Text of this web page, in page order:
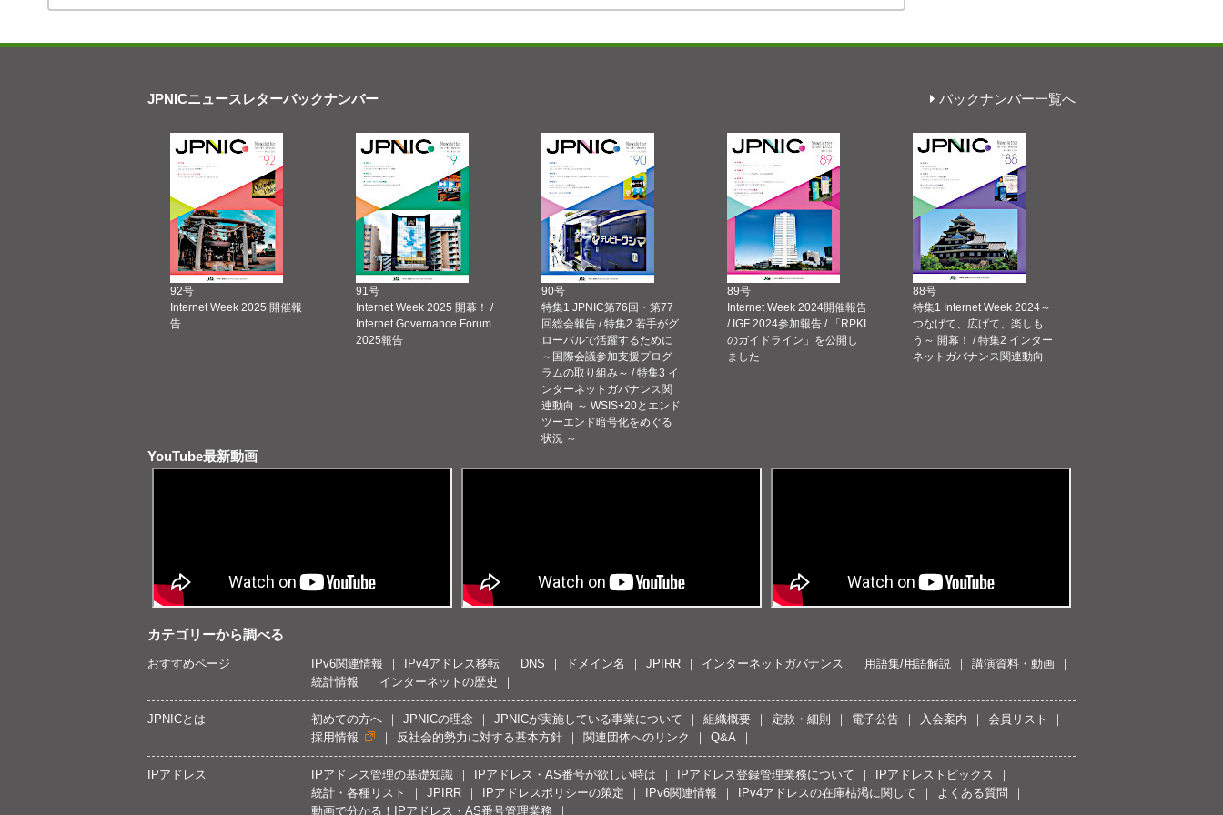
JPNICニュースレターバックナンバー バックナンバー一覧へ
92号
Internet Week 2025 開催報
告
91号
Internet Week 2025 開幕！ /
Internet Governance Forum
2025報告
90号
特集1 JPNIC第76回・第77
回総会報告 / 特集2 若手がグ
ローバルで活躍するために
～国際会議参加支援プログ
ラムの取り組み～ / 特集3 イ
ンターネットガバナンス関
連動向 ～ WSIS+20とエンド
ツーエンド暗号化をめぐる
状況 ～
89号
Internet Week 2024開催報告
/ IGF 2024参加報告 / 「RPKI
のガイドライン」を公開し
ました
88号
特集1 Internet Week 2024～
つなげて、広げて、楽しも
う～ 開幕！ / 特集2 インター
ネットガバナンス関連動向
YouTube最新動画
カテゴリーから調べる
おすすめページ IPv6関連情報 IPv4アドレス移転 DNS ドメイン名 JPIRR インターネットガバナンス 用語集/用語解説
講演資料・動画
統計情報
インターネットの歴史
JPNICとは 初めての方へ JPNICの理念 JPNICが実施している事業について 組織概要 定款・細則 電子公告 入会案内
会員リスト
採用情報
反社会的勢力に対する基本方針 関連団体へのリンク Q&A
IPアドレス IPアドレス管理の基礎知識 IPアドレス・AS番号が欲しい時は IPアドレス登録管理業務について
IPアドレストピックス
統計・各種リスト
JPIRR IPアドレスポリシーの策定 IPv6関連情報 IPv4アドレスの在庫枯渇に関して
よくある質問
動画で分かる！IPアドレス・AS番号管理業務